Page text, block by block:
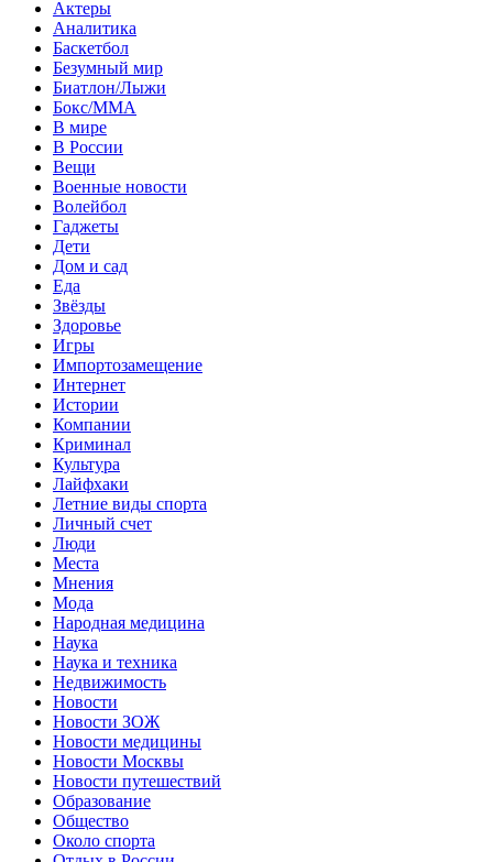
Актеры
Аналитика
Баскетбол
Безумный мир
Биатлон/Лыжи
Бокс/MMA
В мире
В России
Вещи
Военные новости
Волейбол
Гаджеты
Дети
Дом и сад
Еда
Звёзды
Здоровье
Игры
Импортозамещение
Интернет
Истории
Компании
Криминал
Культура
Лайфхаки
Летние виды спорта
Личный счет
Люди
Места
Мнения
Мода
Народная медицина
Наука
Наука и техника
Недвижимость
Новости
Новости ЗОЖ
Новости медицины
Новости Москвы
Новости путешествий
Образование
Общество
Около спорта